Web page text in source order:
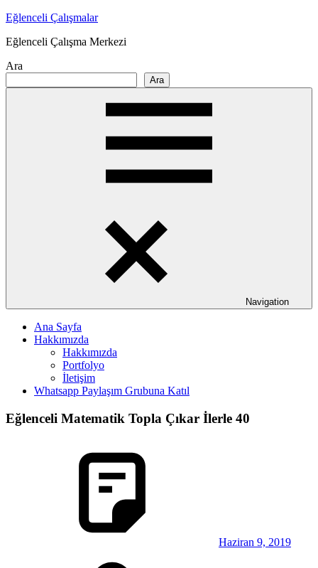
Skip
content
Eğlenceli Çalışmalar
Eğlenceli Çalışma Merkezi
Ara
Ara
Navigation
Ana Sayfa
Hakkımızda
Hakkımızda
Portfolyo
İletişim
Whatsapp Paylaşım Grubuna Katıl
Eğlenceli Matematik Topla Çıkar İlerle 40
Haziran 9, 2019